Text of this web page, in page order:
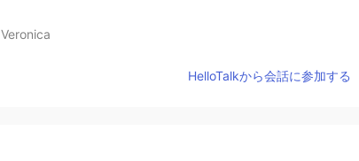
Veronica
천만에요! 저도 어린 왕자를 무척 좋아하는데,
HelloTalkから会話に参加する